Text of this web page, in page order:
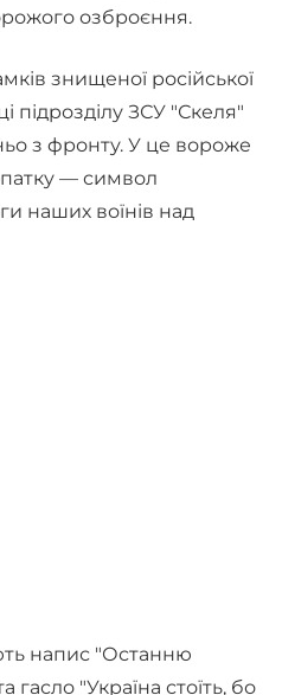
озброєння.
знищеної російської
підрозділу ЗСУ "Скеля"
з фронту. У це вороже
— символ
наших воїнів над
напис "Останню
гасло "Україна стоїть, бо